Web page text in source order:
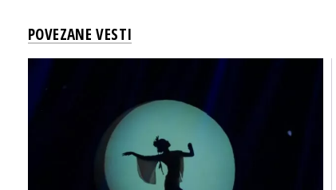
POVEZANE VESTI